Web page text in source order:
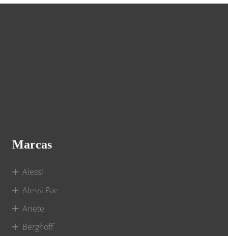
Marcas
Alessi
Alessi Pae
Ariete
Berghoff